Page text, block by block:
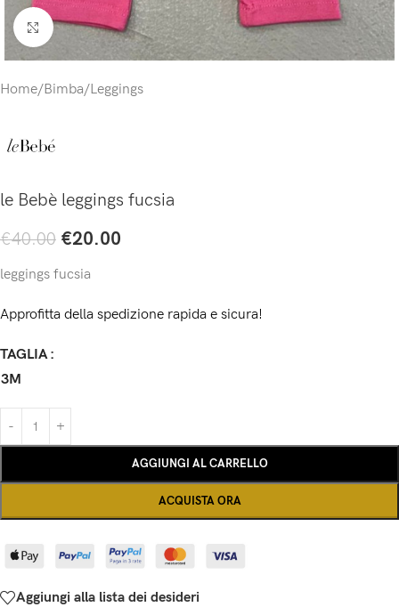
Click to enlarge
Home/Bimba/Leggings
le Bebè leggings fucsia
€40.00 €20.00
leggings fucsia
Approfitta della spedizione rapida e sicura!
TAGLIA
3M
AGGIUNGI AL CARRELLO
ACQUISTA ORA
Aggiungi alla lista dei desideri